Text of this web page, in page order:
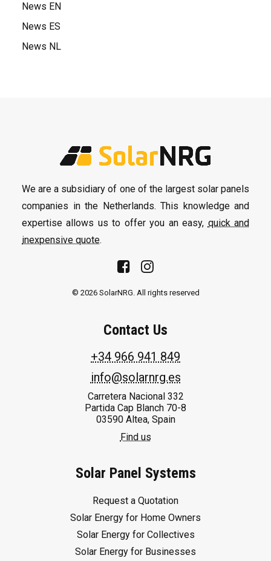
News EN
News ES
News NL
We are a subsidiary of one of the largest solar panels
companies in the Netherlands. This knowledge and
expertise allows us to offer you an easy, quick and
inexpensive quote.
© 2026 SolarNRG. All rights reserved
Contact Us
+34 966 941 849
info@solarnrg.es
Carretera Nacional 332
Partida Cap Blanch 70-8
03590 Altea, Spain
Find us
Solar Panel Systems
Request a Quotation
Solar Energy for Home Owners
Solar Energy for Collectives
Solar Energy for Businesses